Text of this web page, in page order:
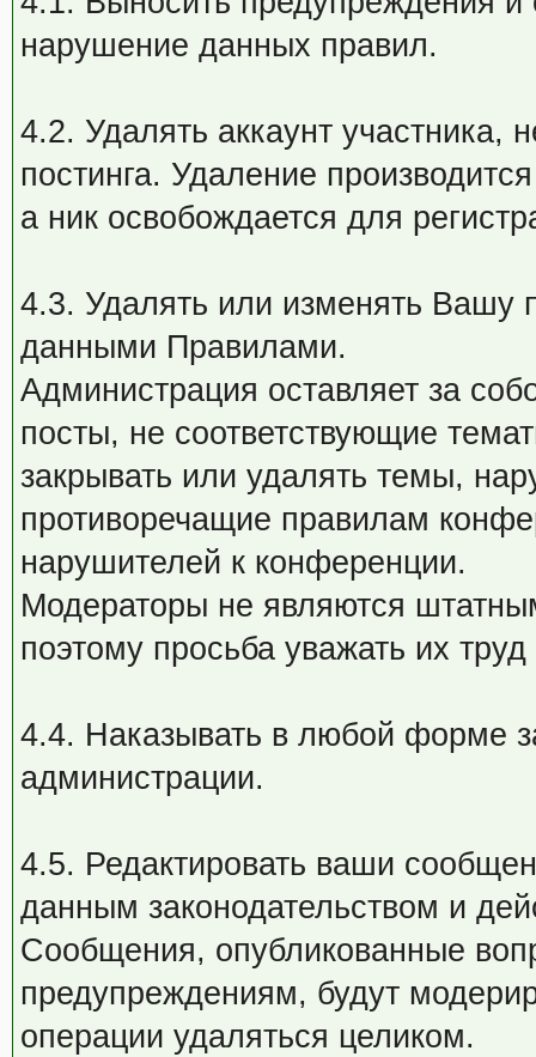
нарушение данных правил.
4.2. Удалять аккаунт
постинга. Удаление
а ник освобождается для
4.3. Удалять или изменять Вашу
данными Правилами.
Администрация оставляет за
посты, не соответствующие
закрывать или удалять темы,
противоречащие правилам
нарушителей к конференции.
Модераторы не являются
поэтому просьба уважать их
4.4. Наказывать в любой форме
администрации.
4.5. Редактировать ваши
данным законодательством и
Сообщения, опубликованные
предупреждениям, будут
операции удаляться целиком.